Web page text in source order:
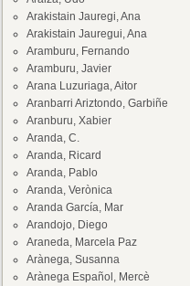
Arakistain Jauregi, Ana
Arakistain Jauregui, Ana
Aramburu, Fernando
Aramburu, Javier
Arana Luzuriaga, Aitor
Aranbarri Ariztondo, Garbiñe
Aranburu, Xabier
Aranda, C.
Aranda, Ricard
Aranda, Pablo
Aranda, Verònica
Aranda García, Mar
Arandojo, Diego
Araneda, Marcela Paz
Arànega, Susanna
Arànega Español, Mercè